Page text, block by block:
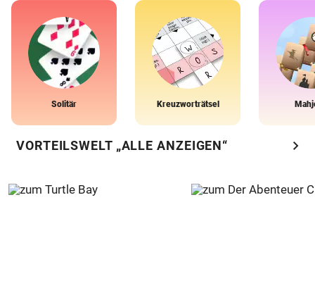
Solitär Kreuzworträtsel
VORTEILSWELT „ALLE ANZEIGEN“ chevron_right